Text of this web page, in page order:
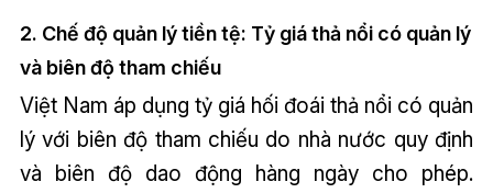
2. Chế độ quản lý tiền tệ: Tỷ giá thả nổi có quản lý
và biên độ tham chiếu
Việt Nam áp dụng tỷ giá hối đoái thả nổi có quản
lý với biên độ tham chiếu do nhà nước quy định
và biên độ dao động hàng ngày cho phép.